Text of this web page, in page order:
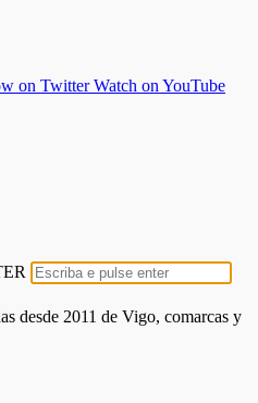
on Twitter Watch on YouTube
desde 2011 de Vigo, comarcas y